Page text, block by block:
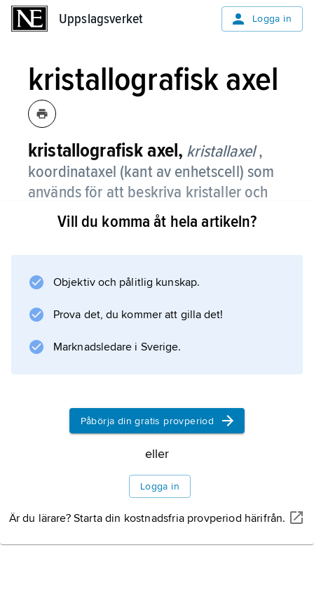
Uppslagsverket Logga in
kristallografisk axel
kristallografisk axel, kristallaxel ,
koordinataxel (kant av enhetscell) som
används för att beskriva kristaller och
kristallstrukturer.
symmetrielement i den, t.ex. en vridaxel,
kristall
.
Information om artikeln
Vill du komma åt hela artikeln?
Objektiv och pålitlig kunskap.
Prova det, du kommer att gilla det!
Marknadsledare i Sverige.
Påbörja din gratis provperiod
eller
Logga in
Är du lärare? Starta din kostnadsfria provperiod härifrån.